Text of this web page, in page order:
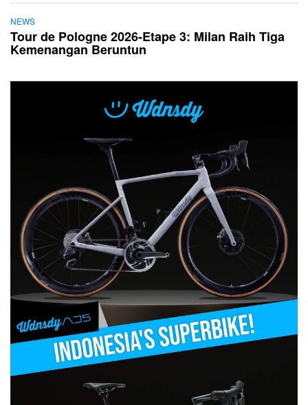
NEWS
Tour de Pologne 2026-Etape 3: Milan Raih Tiga
Kemenangan Beruntun